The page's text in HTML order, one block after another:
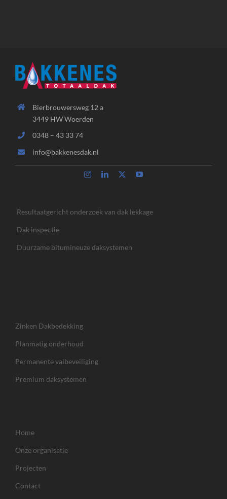
Bierbrouwersweg 12 a
3449 HW Woerden
0348 – 43 33 74
info@bakkenesdak.nl
Resultaatgericht onderzoek van dak lekkage
Dak inspectie
Duurzame bitumineuze daksystemen
Zinken Dakbedekking
Planmatig onderhoud
Permanente valbeveiliging
Premium daksystemen
Home
Onze organisatie
Projecten
Contact